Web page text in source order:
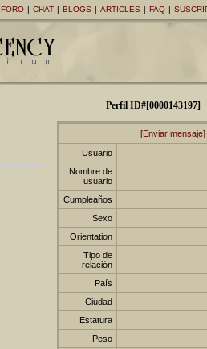
FORO | CHAT | BLOGS | ARTICLES | FAQ |
Perfil ID#[0000143197]
[Enviar mensaje]
Usuario
Nombre de
usuario
Cumpleaños
Sexo
Orientation
Tipo de
relación
País
Ciudad
Estatura
Peso